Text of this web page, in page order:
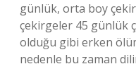
günlük, orta boy
çekirgeler 45 günlük
olduğu gibi erken
nedenle bu zaman